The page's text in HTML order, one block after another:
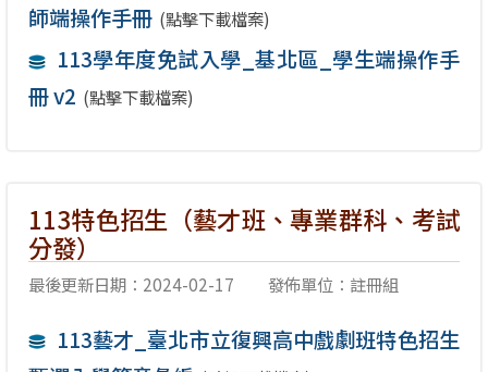
師端操作手冊 (點擊下載檔案)
113學年度免試入學_基北區_學生端操作手
冊 v2 (點擊下載檔案)
113特色招生（藝才班、專業群科、考試
分發）
最後更新日期：2024-02-17 發佈單位：註冊組
113藝才_臺北市立復興高中戲劇班特色招生